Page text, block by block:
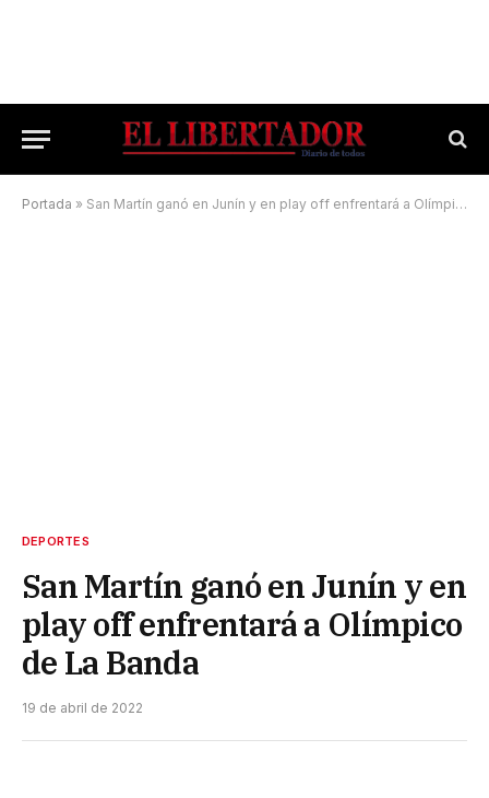
Portada » San Martín ganó en Junín y en play off enfrentará a Olímpico de La Banda
DEPORTES
San Martín ganó en Junín y en
play off enfrentará a Olímpico
de La Banda
19 de abril de 2022